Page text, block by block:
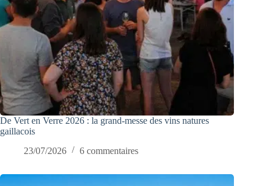
De Vert en Verre 2026 : la grand-messe des vins natures
gaillacois
23/07/2026
6 commentaires